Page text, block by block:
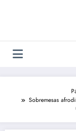
Sobremesas